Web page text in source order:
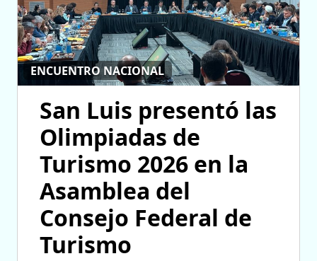
ENCUENTRO NACIONAL
San Luis presentó las
Olimpiadas de
Turismo 2026 en la
Asamblea del
Consejo Federal de
Turismo